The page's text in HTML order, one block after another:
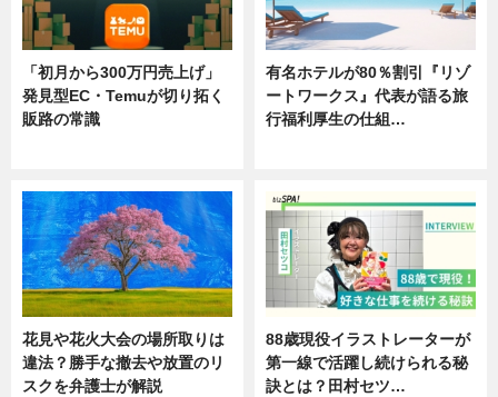
「初月から300万円売上げ」
発見型EC・Temuが切り拓く
販路の常識
有名ホテルが80％割引『リゾ
ートワークス』代表が語る旅
行福利厚生の仕組…
花見や花火大会の場所取りは
違法？勝手な撤去や放置のリ
スクを弁護士が解説
88歳現役イラストレーターが
第一線で活躍し続けられる秘
訣とは？田村セツ…